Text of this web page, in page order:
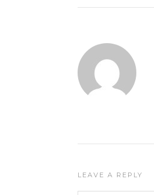
LEAVE A REPLY